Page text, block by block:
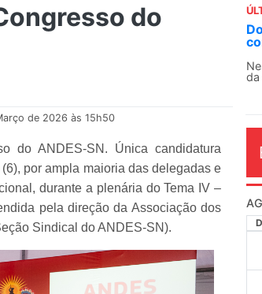
do
de 2026 às 15h50
do ANDES-SN. Única candidatura
por ampla maioria das delegadas e
durante a plenária do Tema IV –
pela direção da Associação dos
Sindical do ANDES-SN).
O